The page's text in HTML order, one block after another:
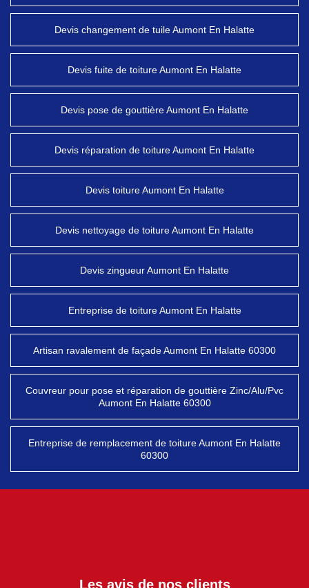
Devis changement de tuile Aumont En Halatte
Devis fuite de toiture Aumont En Halatte
Devis pose de gouttière Aumont En Halatte
Devis réparation de toiture Aumont En Halatte
Devis toiture Aumont En Halatte
Devis nettoyage de toiture Aumont En Halatte
Devis zingueur Aumont En Halatte
Entreprise de toiture Aumont En Halatte
Artisan ravalement de façade Aumont En Halatte 60300
Couvreur pour pose et réparation de gouttière Zinc/Alu/Pvc
Aumont En Halatte 60300
Entreprise de remplacement de toiture Aumont En Halatte
60300
Les avis de nos clients